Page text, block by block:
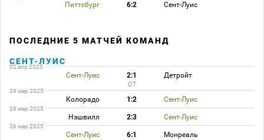
Питтсбург 6:2 Сент-Луис
ПОСЛЕДНИЕ 5 МАТЧЕЙ КОМАНД
СЕНТ-ЛУИС
02 апр 2025
Сент-Луис 2:1 Детройт
ОТ
29 мар 2025
Колорадо 1:2 Сент-Луис
28 мар 2025
Нэшвилл 2:3 Сент-Луис
26 мар 2025
Сент-Луис 6:1 Монреаль